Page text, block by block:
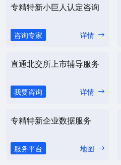
专精特新小巨人认定咨询
咨询专家 详情
直通北交所上市辅导服务
我要咨询 详情
专精特新企业数据服务
服务平台 地图